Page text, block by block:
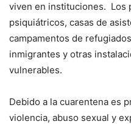
viven en instituciones. Los
psiquiátricos, casas de
campamentos de
inmigrantes y otras
vulnerables.
Debido a la cuarentena es
violencia, abuso sexual y